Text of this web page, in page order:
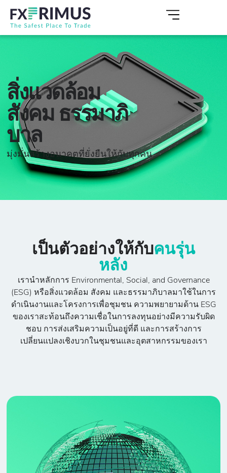
สิ่งแวดล้อม
สังคม ธรรมาภิ
บาล
มุ่งมั่นสร้างอนาคตที่ยั่งยืนให้กับทุกคน
เป็นตัวอย่างให้กับคนรุ่น
หลัง
เรานำหลักการ Environmental, Social, and Governance
(ESG) หรือสิ่งแวดล้อม สังคม และธรรมาภิบาลมาใช้ในการ
ดำเนินงานและโครงการเพื่อชุมชน ความพยายามด้าน ESG
ของเราสะท้อนถึงความเชื่อในการลงทุนอย่างมีความรับผิด
ชอบ การส่งเสริมความเป็นอยู่ที่ดี และการสร้างการ
เปลี่ยนแปลงเชิงบวกในชุมชนและอุตสาหกรรมของเรา